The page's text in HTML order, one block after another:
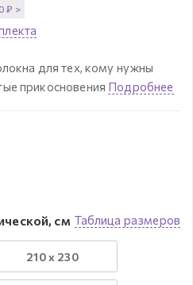
₽ >
для тех, кому нужны
прикосновения Подробнее
Таблица размеров
см
210 x 230